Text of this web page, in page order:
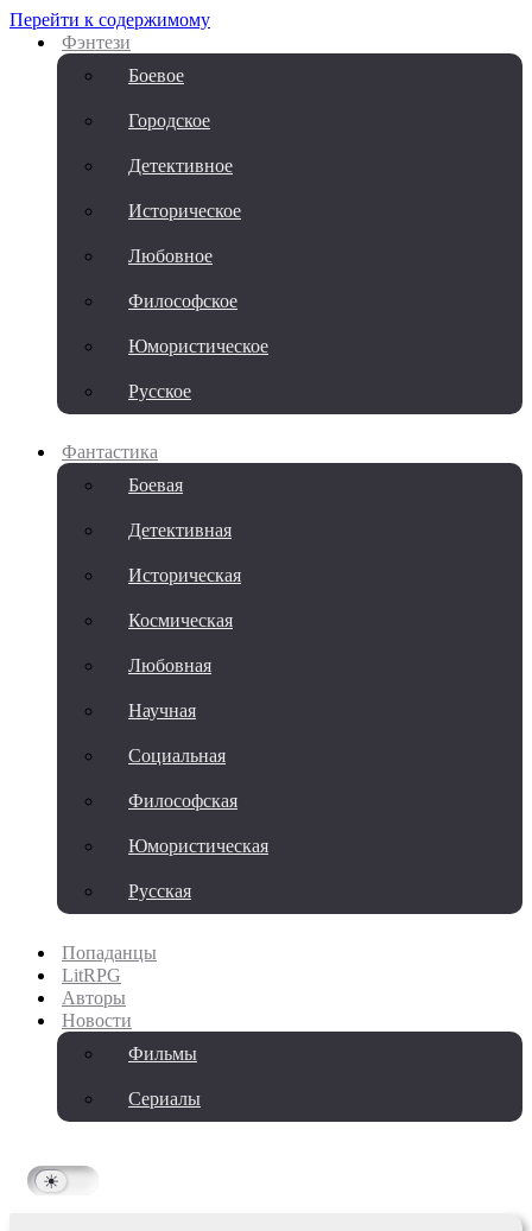
Перейти к содержимому
Фэнтези
Боевое
Городское
Детективное
Историческое
Любовное
Философское
Юмористическое
Русское
Фантастика
Боевая
Детективная
Историческая
Космическая
Любовная
Научная
Социальная
Философская
Юмористическая
Русская
Попаданцы
LitRPG
Авторы
Новости
Фильмы
Сериалы